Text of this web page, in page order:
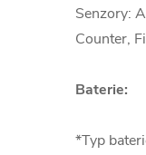
Senzory:
Counter,
Baterie:
*Typ